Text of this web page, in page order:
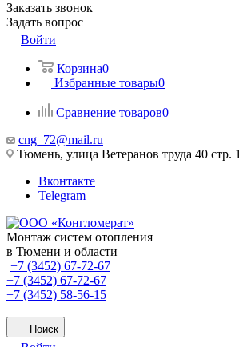
Заказать звонок
Задать вопрос
Войти
Корзина0
Избранные товары0
Сравнение товаров0
cng_72@mail.ru
Тюмень, улица Ветеранов труда 40 стр. 1
Вконтакте
Telegram
Монтаж систем отопления
в Тюмени и области
+7 (3452) 67-72-67
+7 (3452) 67-72-67
+7 (3452) 58-56-15
Поиск